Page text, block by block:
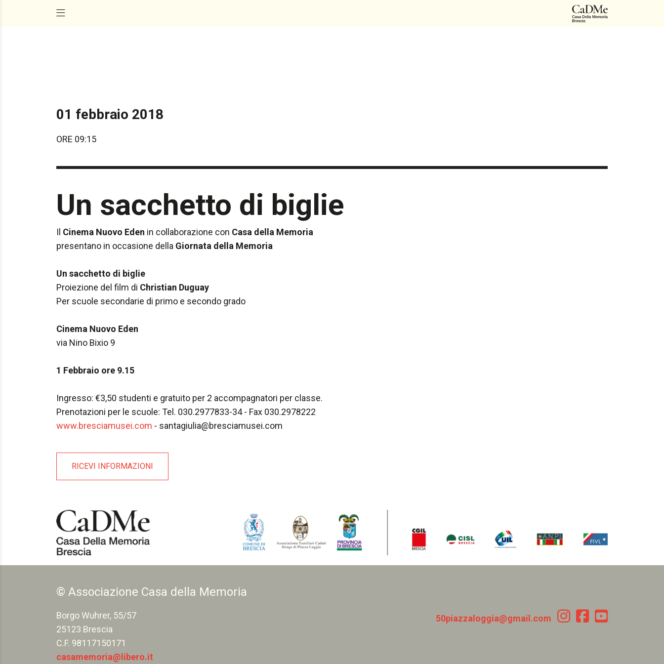
01 febbraio 2018
ORE 09:15
Un sacchetto di biglie
Il Cinema Nuovo Eden in collaborazione con Casa della Memoria
presentano in occasione della Giornata della Memoria
Un sacchetto di biglie
Proiezione del film di Christian Duguay
Per scuole secondarie di primo e secondo grado
Cinema Nuovo Eden
via Nino Bixio 9
1 Febbraio ore 9.15
Ingresso: €3,50 studenti e gratuito per 2 accompagnatori per classe.
Prenotazioni per le scuole: Tel. 030.2977833-34 - Fax 030.2978222
www.bresciamusei.com - santagiulia@bresciamusei.com
RICEVI INFORMAZIONI
© Associazione Casa della Memoria
Borgo Wuhrer, 55/57
25123 Brescia
C.F. 98117150171
casamemoria@libero.it
50piazzaloggia@gmail.com